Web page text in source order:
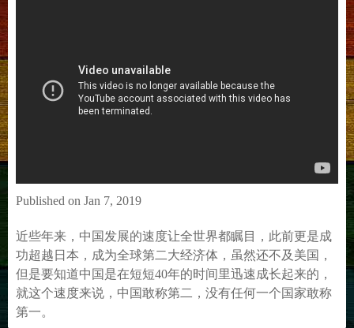
Published on Jan 7, 2019
近些年来，中国发展的速度让全世界都瞩目，此前更是成
功超越日本，成为全球第二大经济体，虽然还不及美国，
但是要知道中国是在短短40年的时间里迅速成长起来的，
就这个速度来说，中国敢称第二，没有任何一个国家敢称
第一。